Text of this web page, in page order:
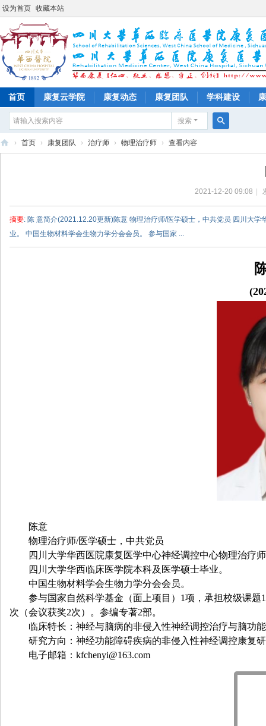
设为首页 收藏本站
首页 康复云学院 康复动态 康复团队 学科建设
搜索
索
› 首页 › 康复团队 › 治疗师 › 物理治疗师 › 查看内容
2021-12-20 09:08
摘要: 陈 意简介(2021.12.20更新)陈意 物理治疗师/医学硕士，中共党员 四川大
业。 中国生物材料学会生物力学分会会员。 参与国家 ...
陈意
物理治疗师/医学硕士，中共党员
四川大学华西医院康复医学中心神经调控中心物理治疗
四川大学华西临床医学院本科及医学硕士毕业。
中国生物材料学会生物力学分会会员。
参与国家自然科学基金（面上项目） 1项，承担校级课题1
次（会议获奖2次）。参编专著2部。
临床特长：神经与脑病的非侵入性神经调控治疗与脑功
研究方向：神经功能障碍疾病的非侵入性神经调控康复
电子邮箱： kfchenyi@163.com